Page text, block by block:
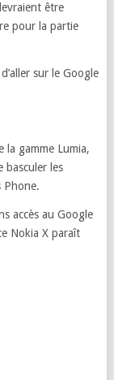
être
pour la partie
sur le Google
la gamme Lumia,
basculer les
Phone.
accès au Google
Nokia X paraît